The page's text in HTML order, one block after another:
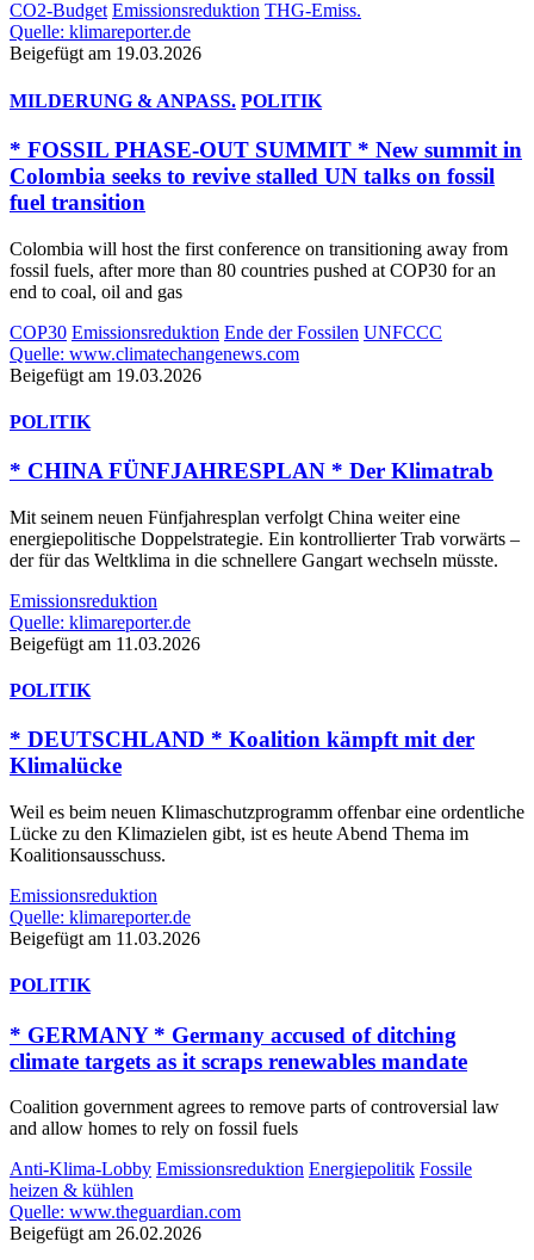
CO2-Budget Emissionsreduktion THG-Emiss.
Quelle: klimareporter.de
Beigefügt am 19.03.2026
MILDERUNG & ANPASS. POLITIK
* FOSSIL PHASE-OUT SUMMIT * New summit in
Colombia seeks to revive stalled UN talks on fossil
fuel transition
Colombia will host the first conference on transitioning away from
fossil fuels, after more than 80 countries pushed at COP30 for an
end to coal, oil and gas
COP30 Emissionsreduktion Ende der Fossilen UNFCCC
Quelle: www.climatechangenews.com
Beigefügt am 19.03.2026
POLITIK
* CHINA FÜNFJAHRESPLAN * Der Klimatrab
Mit seinem neuen Fünfjahresplan verfolgt China weiter eine
energiepolitische Doppelstrategie. Ein kontrollierter Trab vorwärts –
der für das Weltklima in die schnellere Gangart wechseln müsste.
Emissionsreduktion
Quelle: klimareporter.de
Beigefügt am 11.03.2026
POLITIK
* DEUTSCHLAND * Koalition kämpft mit der
Klimalücke
Weil es beim neuen Klimaschutzprogramm offenbar eine ordentliche
Lücke zu den Klimazielen gibt, ist es heute Abend Thema im
Koalitionsausschuss.
Emissionsreduktion
Quelle: klimareporter.de
Beigefügt am 11.03.2026
POLITIK
* GERMANY * Germany accused of ditching
climate targets as it scraps renewables mandate
Coalition government agrees to remove parts of controversial law
and allow homes to rely on fossil fuels
Anti-Klima-Lobby Emissionsreduktion Energiepolitik Fossile
heizen & kühlen
Quelle: www.theguardian.com
Beigefügt am 26.02.2026